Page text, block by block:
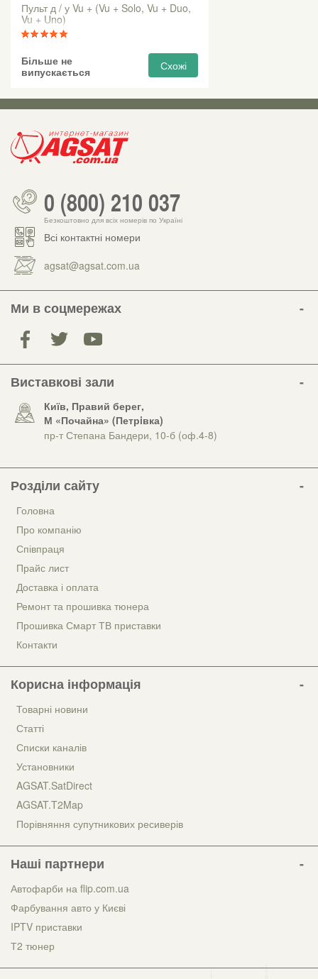
Пульт д / у Vu + (Vu + Solo, Vu + Duo,
Vu + Uno)
Більше не
випускається
Схожі
0 (800) 210 037
Безкоштовно для всіх номерів по Україні
Всі контактні номери
agsat@agsat.com.ua
Ми в соцмережах
Виставкові зали
Київ, Правий берег,
М «Почайна» (Петрiвка)
пр-т Степана Бандери, 10-б (оф.4-8)
Розділи сайту
Головна
Про компанію
Співпраця
Прайс лист
Доставка і оплата
Ремонт та прошивка тюнера
Прошивка Смарт ТВ приставки
Контакти
Корисна інформація
Товарні новини
Статті
Списки каналів
Установники
AGSAT.SatDirect
AGSAT.T2Map
Порівняння супутникових ресиверів
Наші партнери
Автофарби на flip.com.ua
Фарбування авто у Києві
IPTV приставки
Т2 тюнер